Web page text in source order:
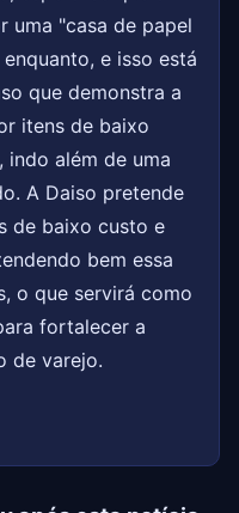
uma "casa de papel
e isso está
que demonstra a
itens de baixo
além de uma
A Daiso pretende
de baixo custo e
bem essa
o que servirá como
fortalecer a
de varejo.